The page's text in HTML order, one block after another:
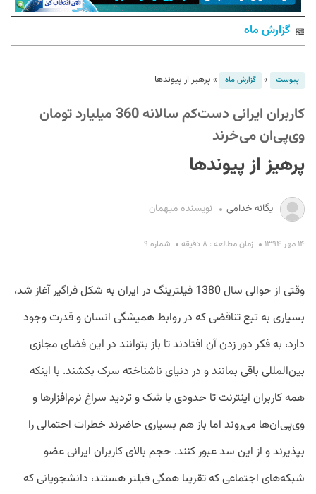
گزارش ماه
پیوست » گزارش ماه » پرهیز از پیوندها
کاربران ایرانی دست‌کم سالانه 360 میلیارد تومان
وی‌پی‌ان می‌خرند
پرهیز از پیوندها
یگانه خدامی نویسنده میهمان
۱۴ مهر ۱۳۹۴ زمان مطالعه : ۸ دقیقه شماره ۹
وقتی از حوالی سال 1380 فیلترینگ در ایران به شکل فراگیر آغاز شد،
بسیاری به تبع تناقضی که در روابط همیشگی انسان و قدرت وجود
دارد، به فکر دور زدن آن افتادند تا باز بتوانند در این فضای مجازی
بین‌المللی باقی بمانند و در دنیای ناشناخته سرک بکشند. با اینکه
همه کاربران اینترنت تا حدودی با شک و تردید سراغ نرم‌افزارها و
وی‌پی‌ان‌ها می‌روند اما باز هم بسیاری حاضرند خطرات احتمالی را
بپذیرند و از این سد عبور کنند. حجم بالای کاربران ایرانی عضو
شبکه‌های اجتماعی که تقریبا همگی فیلتر هستند، دانشجویانی که